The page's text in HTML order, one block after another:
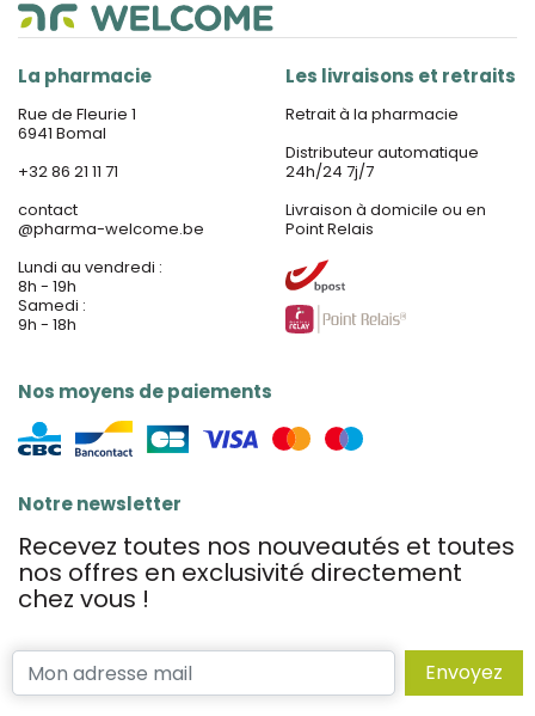
La pharmacie
Rue de Fleurie 1
6941 Bomal
+32 86 21 11 71
contact
@pharma-welcome.be
Lundi au vendredi :
8h - 19h
Samedi :
9h - 18h
Nos moyens de paiements
Les livraisons et retraits
Retrait à la pharmacie
Distributeur automatique
24h/24 7j/7
Livraison à domicile ou en
Point Relais
Notre newsletter
Recevez toutes nos nouveautés et toutes
nos offres en exclusivité directement
chez vous !
Envoyez